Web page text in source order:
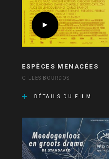
ESPÈCES MENACÉES
GILLES BOURDOS
DÉTAILS DU FILM